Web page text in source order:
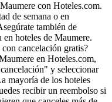
con Hoteles.com.
de semana o en
también de
en hoteles de Maumere.
cancelación gratis?
en Hoteles.com,
y seleccionar
mayoría de los hoteles
recibir un reembolso si